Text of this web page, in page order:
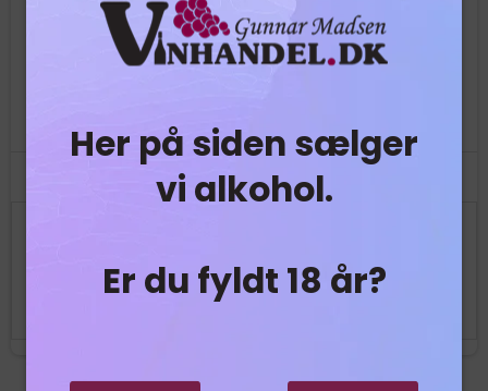
Her på siden sælger
vi alkohol.
Er du fyldt 18 år?
rullet i lakridspulver
Vis produkt